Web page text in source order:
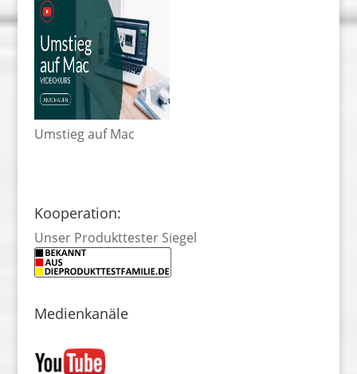
Umstieg auf Mac
Kooperation:
Unser Produkttester Siegel
Medienkanäle